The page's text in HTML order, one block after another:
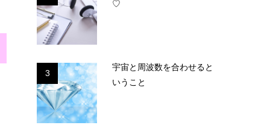
♡
3
宇宙と周波数を合わせると
いうこと